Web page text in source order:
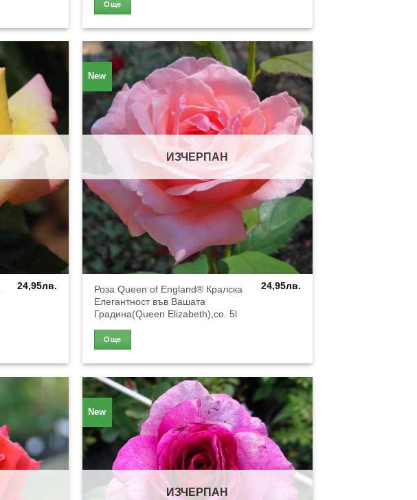
Още
24,95лв.
New
ИЗЧЕРПАН
Роза Queen of England® Кралска
Елегантност във Вашата
Градина(Queen Elizabeth),co. 5l
24,95лв.
Още
New
ИЗЧЕРПАН